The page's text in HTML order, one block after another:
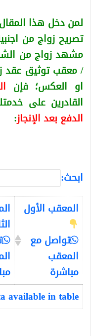
لمن دخل هذا
تصريح زواج من
مشهد زواج من
/ معقب توثيق عقد
او العكس؛ فإن
القادرين على
الدفع بعد الإنجاز:
ابحث:
المعقب الأول
تواصل مع
المعقب
مباشرة
available in table